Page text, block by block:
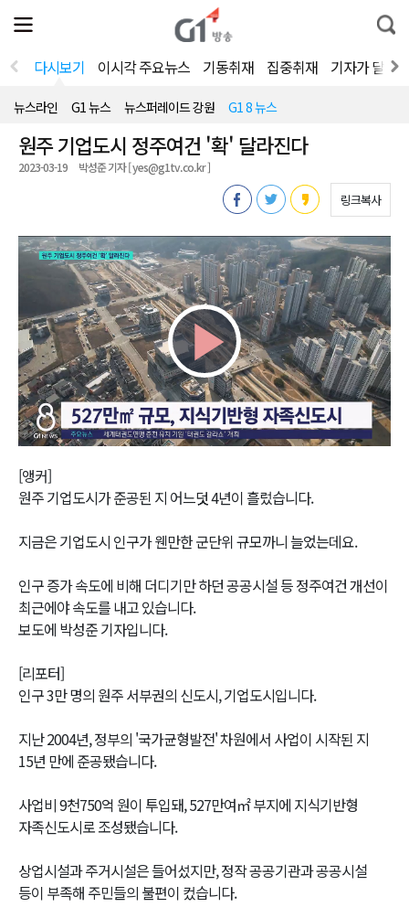
전
체
뉴
열
통
합
색
다시보기 이시각 주요뉴스 기동취재 집중취재 기자가 달려
뉴스라인 G1 뉴스 뉴스퍼레이드 강원 G1 8 뉴스
원주 기업도시 정주여건 '확' 달라진다
2023-03-19 박성준 기자 [ yes@g1tv.co.kr ]
링크복사
Play
Video
[앵커]
원주 기업도시가 준공된 지 어느덧 4년이 흘렀습니다.
지금은 기업도시 인구가 웬만한 군단위 규모까니 늘었는데요.
인구 증가 속도에 비해 더디기만 하던 공공시설 등 정주여건 개선이
최근에야 속도를 내고 있습니다.
보도에 박성준 기자입니다.
[리포터]
인구 3만 명의 원주 서부권의 신도시, 기업도시입니다.
지난 2004년, 정부의 '국가균형발전' 차원에서 사업이 시작된 지
15년 만에 준공됐습니다.
사업비 9천750억 원이 투입돼, 527만여㎡ 부지에 지식기반형
자족신도시로 조성됐습니다.
상업시설과 주거시설은 들어섰지만, 정작 공공기관과 공공시설
등이 부족해 주민들의 불편이 컸습니다.